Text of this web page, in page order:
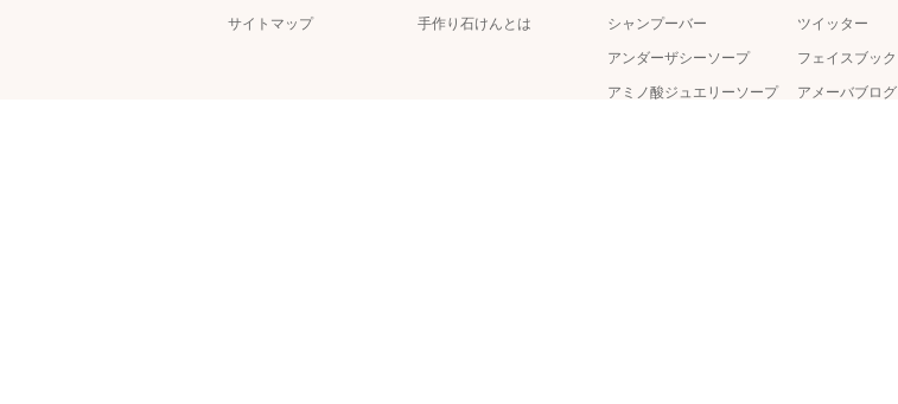
サイトマップ 手作り石けんとは シャンプーバー
アンダーザシーソープ
アミノ酸ジュエリーソープ
ツイッター
フェイスブック
アメーバブログ